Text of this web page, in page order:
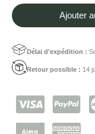
à
beurre
Ajouter
Délai d'expédition :
Retour possible : 14